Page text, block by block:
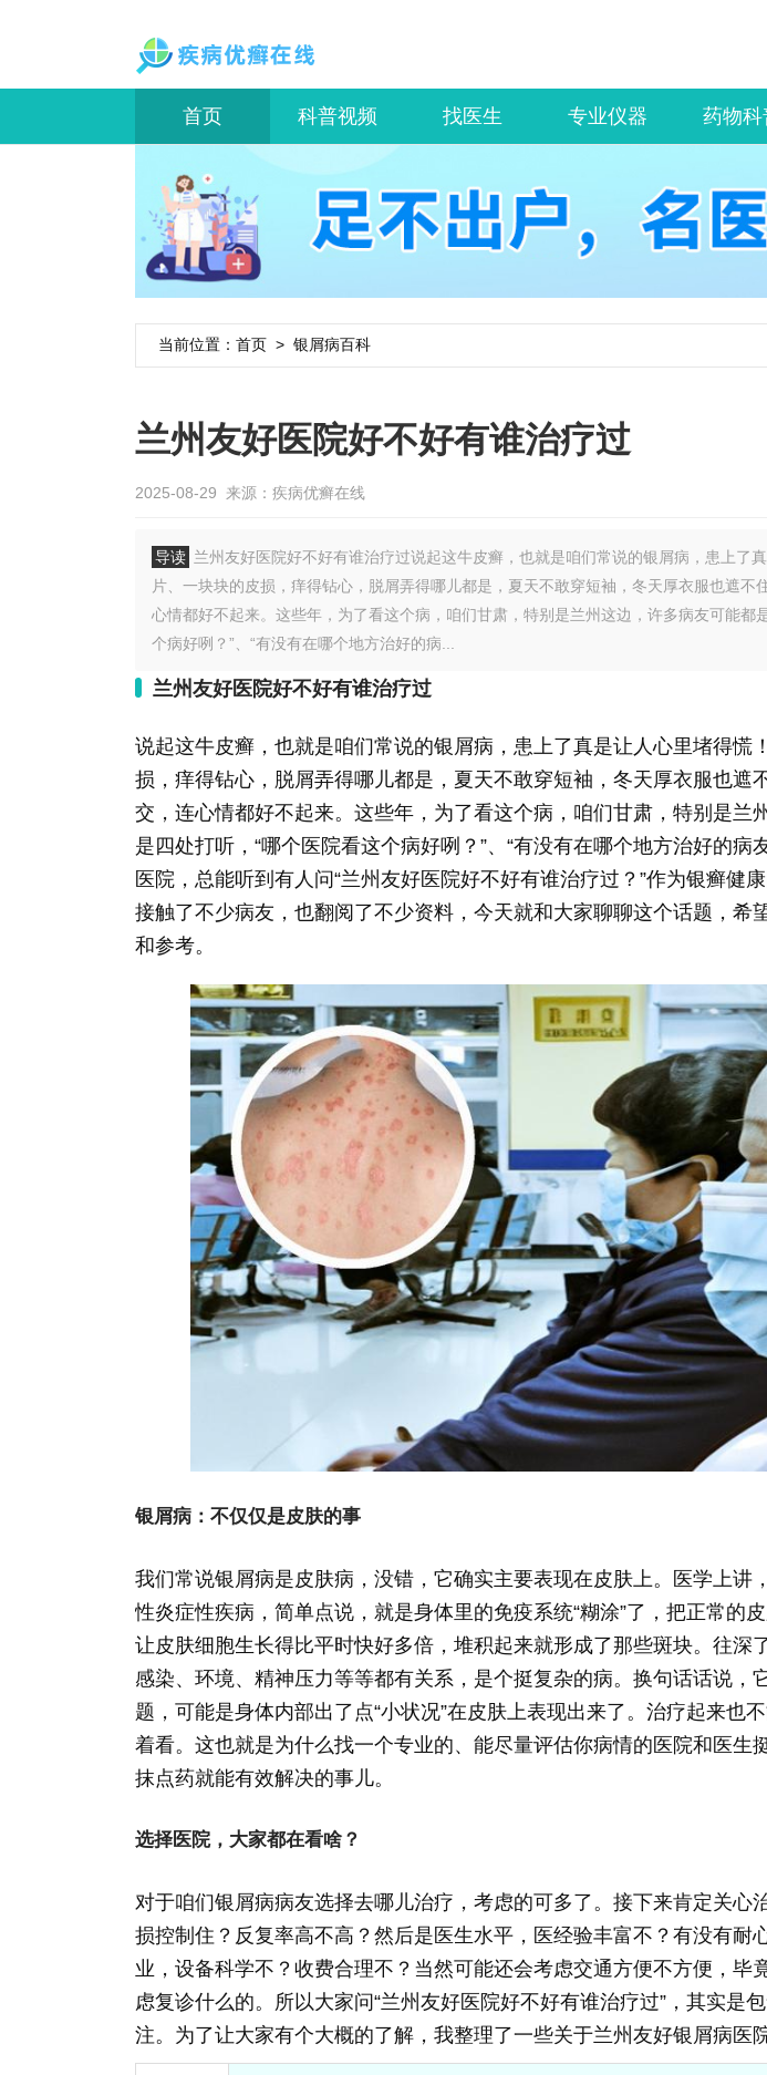
首页 科普视频 找医生 专业仪器 药物科
当前位置： 首页 > 银屑病百科
兰州友好医院好不好有谁治疗过
2025-08-29 来源： 疾病优癣在线
导读 兰州友好医院好不好有谁治疗过说起这牛皮癣，也就是咱们常说的银屑病，患上了
片、一块块的皮损，痒得钻心，脱屑弄得哪儿都是，夏天不敢穿短袖，冬天厚衣服也遮不
心情都好不起来。这些年，为了看这个病，咱们甘肃，特别是兰州这边，许多病友可能都
个病好咧？”、“有没有在哪个地方治好的病...
兰州友好医院好不好有谁治疗过
说起这牛皮癣，也就是咱们常说的银屑病，患上了真是让人心里堵得慌
损，痒得钻心，脱屑弄得哪儿都是，夏天不敢穿短袖，冬天厚衣服也遮
交，连心情都好不起来。这些年，为了看这个病，咱们甘肃，特别是兰
是四处打听，“哪个医院看这个病好咧？”、“有没有在哪个地方治好的病
医院，总能听到有人问“兰州友好医院好不好有谁治疗过？”作为银癣健
接触了不少病友，也翻阅了不少资料，今天就和大家聊聊这个话题，希
和参考。
银屑病：不仅仅是皮肤的事
我们常说银屑病是皮肤病，没错，它确实主要表现在皮肤上。医学上讲
性炎症性疾病，简单点说，就是身体里的免疫系统“糊涂”了，把正常的皮
让皮肤细胞生长得比平时快好多倍，堆积起来就形成了那些斑块。往深
感染、环境、精神压力等等都有关系，是个挺复杂的病。换句话话说，
题，可能是身体内部出了点“小状况”在皮肤上表现出来了。治疗起来也
着看。这也就是为什么找一个专业的、能尽量评估你病情的医院和医生
抹点药就能有效解决的事儿。
选择医院，大家都在看啥？
对于咱们银屑病病友选择去哪儿治疗，考虑的可多了。接下来肯定关心
损控制住？反复率高不高？然后是医生水平，医经验丰富不？有没有耐
业，设备科学不？收费合理不？当然可能还会考虑交通方便不方便，毕
虑复诊什么的。所以大家问“兰州友好医院好不好有谁治疗过”，其实是
注。为了让大家有个大概的了解，我整理了一些关于兰州友好银屑病医